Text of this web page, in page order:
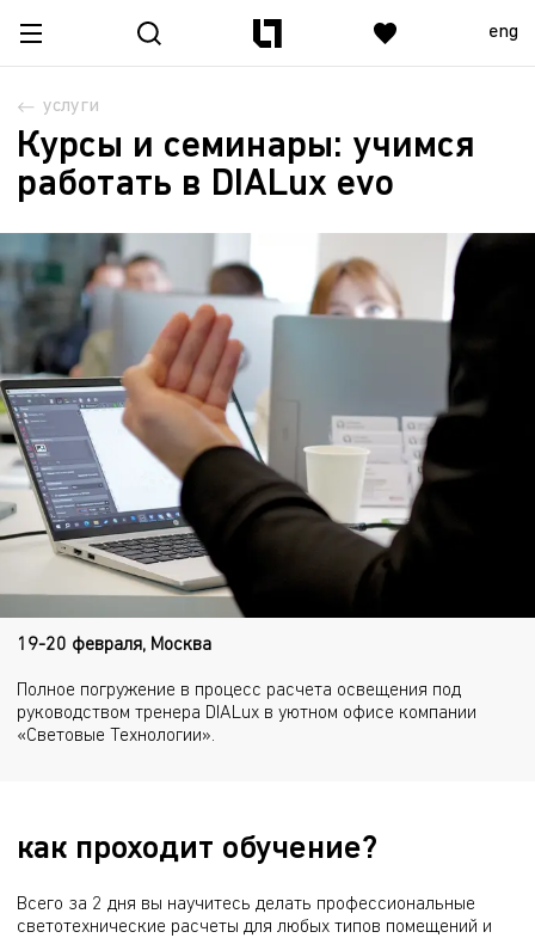
eng
услуги
Курсы и семинары: учимся
работать в DIALux evo
19-20 февраля, Москва
Полное погружение в процесс расчета освещения под
руководством тренера DIALux в уютном офисе компании
«Световые Технологии».
как проходит обучение?
Всего за 2 дня вы научитесь делать профессиональные
светотехнические расчеты для любых типов помещений и